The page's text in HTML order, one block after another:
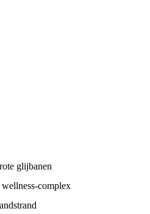
glijbanen
complex